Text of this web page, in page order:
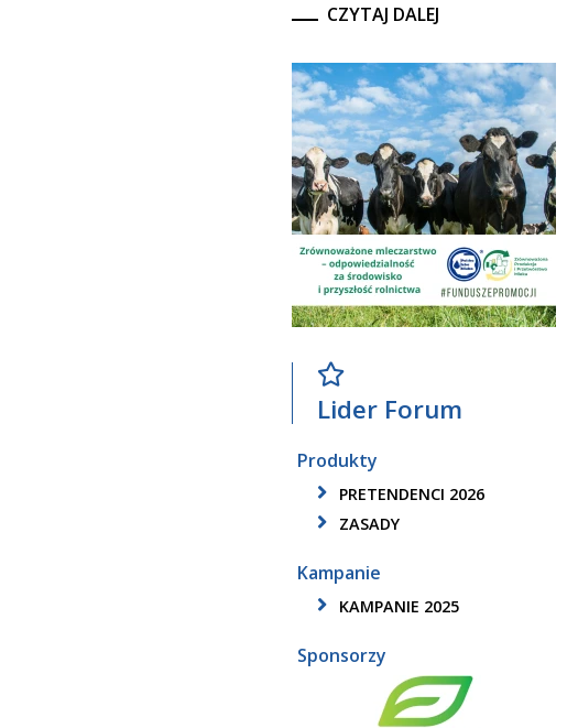
CZYTAJ DALEJ
Lider Forum
Produkty
PRETENDENCI 2026
ZASADY
Kampanie
KAMPANIE 2025
Sponsorzy